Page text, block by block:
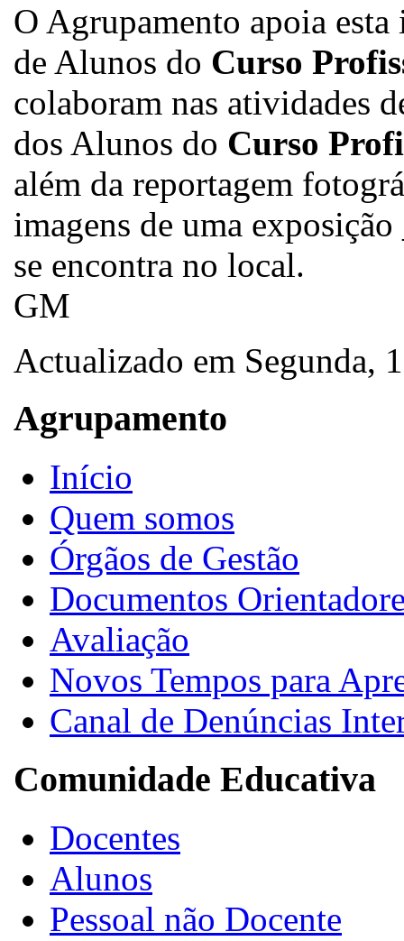
O Agrupamento apoia
de Alunos do Curso
colaboram nas atividades
dos Alunos do Curso
além da reportagem
imagens de uma
se encontra no local.
GM
Actualizado em Segunda,
Agrupamento
Início
Quem somos
Órgãos de Gestão
Documentos
Avaliação
Novos Tempos para
Canal de Denúncias
Comunidade Educativa
Docentes
Alunos
Pessoal não Docente